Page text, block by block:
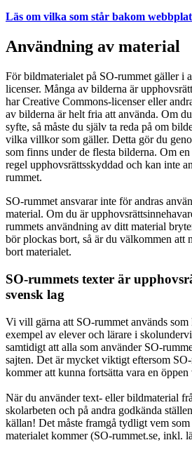
Läs om vilka som står bakom
Användning av material
För bildmaterialet på SO-rummet gäller i
licenser. Många av bilderna är
har Creative Commons-licenser eller
av bilderna är helt fria att använda. Om
syfte, så måste du själv ta reda på om
vilka villkor som gäller. Detta gör du
som finns under de flesta bilderna. Om
regel upphovsrättsskyddad och kan inte
rummet.
SO-rummet ansvarar inte för andras
material. Om du är
rummets användning av ditt material
bör plockas bort, så är du välkommen att
bort materialet.
SO-rummets texter är
svensk lag
Vi vill gärna att SO-rummet används
exempel av elever och lärare i
samtidigt att alla som använder SO-
sajten. Det är mycket viktigt eftersom
kommer att kunna fortsätta vara en öppen
När du använder text- eller bildmaterial
skolarbeten och på andra godkända
källan! Det måste framgå tydligt vem
materialet kommer (SO-rummet.se, inkl.